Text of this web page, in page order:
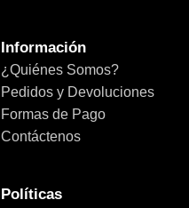
Información
¿Quiénes Somos?
Pedidos y Devoluciones
Formas de Pago
Contáctenos
Políticas